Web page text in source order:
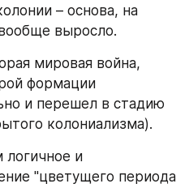
– основа, на
выросло.
мировая война,
формации
колониализма).
и
"цветущего периода